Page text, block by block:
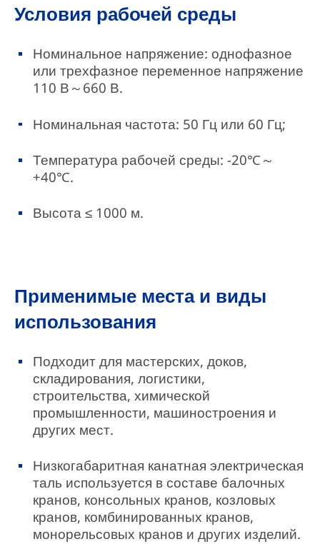
Условия рабочей среды
Номинальное напряжение: однофазное
или трехфазное переменное напряжение
110 В～660 В.
Номинальная частота: 50 Гц или 60 Гц;
Температура рабочей среды: -20℃～
+40℃.
Высота ≤ 1000 м.
Применимые места и виды
использования
Подходит для мастерских, доков,
складирования, логистики,
строительства, химической
промышленности, машиностроения и
других мест.
Низкогабаритная канатная электрическая
таль используется в составе балочных
кранов, консольных кранов, козловых
кранов, комбинированных кранов,
монорельсовых кранов и других изделий.